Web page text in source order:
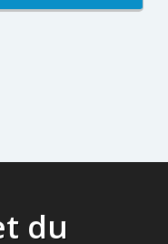
du